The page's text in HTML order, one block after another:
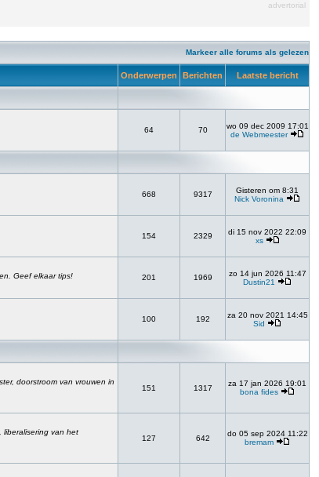
advertorial
Markeer alle forums als gelezen
Onderwerpen Berichten Laatste bericht
64 70
wo 09 dec 2009 17:01
de Webmeester
668 9317
Gisteren om 8:31
Nick Voronina
154 2329
di 15 nov 2022 22:09
xs
Geef elkaar tips!
201 1969
zo 14 jun 2026 11:47
Dustin21
100 192
za 20 nov 2021 14:45
Sid
doorstroom van vrouwen in
151 1317
za 17 jan 2026 19:01
bona fides
liberalisering van het
127 642
do 05 sep 2024 11:22
bremam